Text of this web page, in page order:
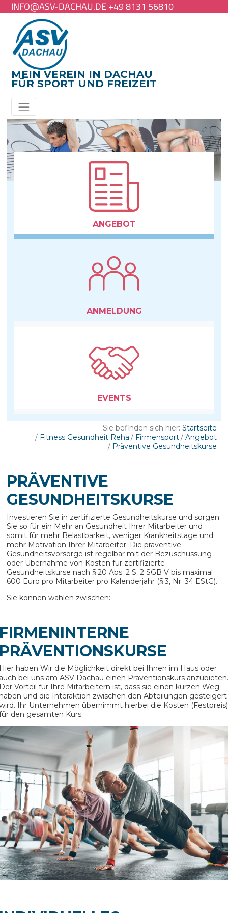
INFO@ASV-DACHAU.DE +49 8131 56810
MEIN VEREIN IN DACHAU
FÜR SPORT UND FREIZEIT
ANGE­BOT
ANMELDUNG
EVENTS
Sie befinden sich hier: Startseite
Fitness Gesundheit Reha
Firmensport
Angebot
Präventive Gesundheitskurse
PRÄVENTIVE
GESUNDHEITSKURSE
Investieren Sie in zertifizierte Gesundheitskurse und sorgen
Sie so für ein Mehr an Gesundheit Ihrer Mitarbeiter und
somit für mehr Belastbarkeit, weniger Krankheitstage und
mehr Motivation Ihrer Mitarbeiter. Die präventive
Gesundheitsvorsorge ist regelbar mit der Bezuschussung
oder Übernahme von Kosten für zertifizierte
Gesundheitskurse nach § 20 Abs. 2 S. 2 SGB V bis maximal
600 Euro pro Mitarbeiter pro Kalenderjahr (§ 3, Nr. 34 EStG).
Sie können wählen zwischen:
haben Wir die Möglichkeit direkt bei Ihnen im Haus oder
bei uns am ASV Dachau einen Präventionskurs anzubieten.
Vorteil für Ihre Mitarbeitern ist, dass sie einen kurzen Weg
und die Interaktion zwischen den Abteilungen gesteigert
Ihr Unternehmen übernimmt hierbei die Kosten (Festpreis)
den gesamten Kurs.